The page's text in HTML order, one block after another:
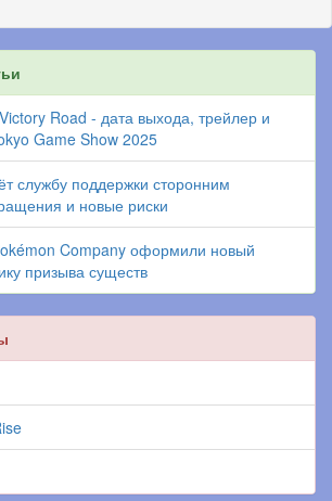
Road - дата выхода, трейлер и
Game Show 2025
службу поддержки сторонним
и новые риски
Company оформили новый
призыва существ